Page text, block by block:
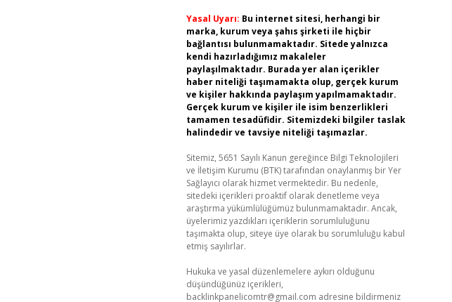
Yasal Uyarı: Bu internet sitesi, herhangi bir
marka, kurum veya şahıs şirketi ile hiçbir
bağlantısı bulunmamaktadır. Sitede yalnızca
kendi hazırladığımız makaleler
paylaşılmaktadır. Burada yer alan içerikler
haber niteliği taşımamakta olup, gerçek kurum
ve kişiler hakkında paylaşım yapılmamaktadır.
Gerçek kurum ve kişiler ile isim benzerlikleri
tamamen tesadüfidir. Sitemizdeki bilgiler taslak
halindedir ve tavsiye niteliği taşımazlar.
Sitemiz, 5651 Sayılı Kanun gereğince Bilgi Teknolojileri
ve İletişim Kurumu (BTK) tarafından onaylanmış bir Yer
Sağlayıcı olarak hizmet vermektedir. Bu nedenle,
sitedeki içerikleri proaktif olarak denetleme veya
araştırma yükümlülüğümüz bulunmamaktadır. Ancak,
üyelerimiz yazdıkları içeriklerin sorumluluğunu
taşımakta olup, siteye üye olarak bu sorumluluğu kabul
etmiş sayılırlar.
Hukuka ve yasal düzenlemelere aykırı olduğunu
düşündüğünüz içerikleri,
backlinkpanelicomtr@gmail.com adresine bildirmeniz